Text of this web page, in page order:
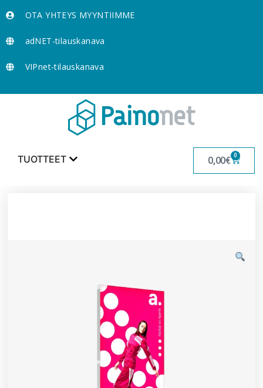
OTA YHTEYS MYYNTIIMME
adNET-tilauskanava
VIPnet-tilauskanava
TUOTTEET 0,00€ 0